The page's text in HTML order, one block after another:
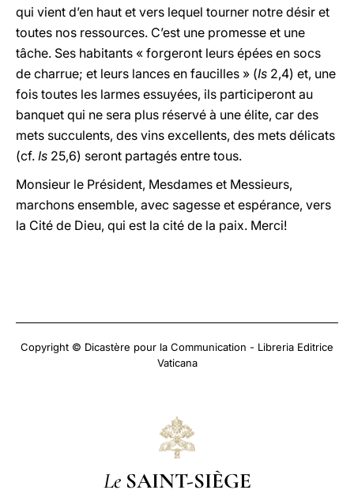
qui vient d’en haut et vers lequel tourner notre désir et
toutes nos ressources. C’est une promesse et une
tâche. Ses habitants « forgeront leurs épées en socs
de charrue; et leurs lances en faucilles » (Is 2,4) et, une
fois toutes les larmes essuyées, ils participeront au
banquet qui ne sera plus réservé à une élite, car des
mets succulents, des vins excellents, des mets délicats
(cf. Is 25,6) seront partagés entre tous.
Monsieur le Président, Mesdames et Messieurs,
marchons ensemble, avec sagesse et espérance, vers
la Cité de Dieu, qui est la cité de la paix. Merci!
Copyright © Dicastère pour la Communication - Libreria Editrice
Vaticana
Le SAINT-SIÈGE